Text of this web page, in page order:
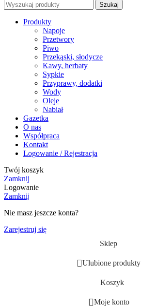
Szukaj
Produkty
Napoje
Przetwory
Piwo
Przekąski, słodycze
Kawy, herbaty
Sypkie
Przyprawy, dodatki
Wody
Oleje
Nabiał
Gazetka
O nas
Współpraca
Kontakt
Logowanie / Rejestracja
Twój koszyk
Zamknij
Logowanie
Zamknij
Nie masz jeszcze konta?
Zarejestruj się
Sklep
Ulubione produkty
Koszyk
Moje konto